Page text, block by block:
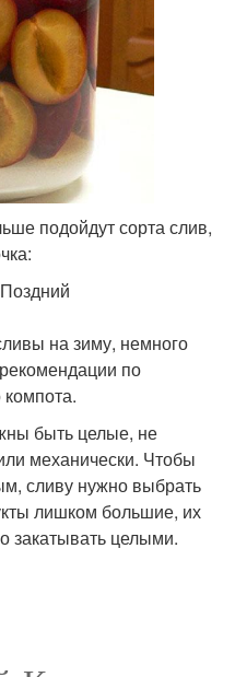
подойдут сорта слив,
на зиму, немного
по
компота.
быть целые, не
механически. Чтобы
сливу нужно выбрать
лишком большие, их
закатывать целыми.